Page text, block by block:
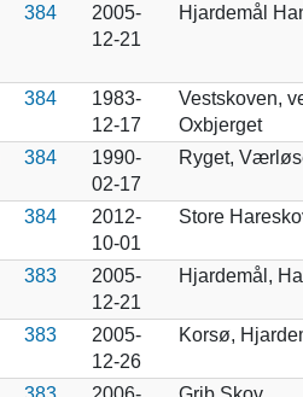
384
2005-
12-21
Hjardemål
384
1983-
12-17
Vestskoven,
Oxbjerget
384
1990-
02-17
Ryget,
384
2012-
10-01
Store
383
2005-
12-21
Hjardemål,
383
2005-
12-26
Korsø,